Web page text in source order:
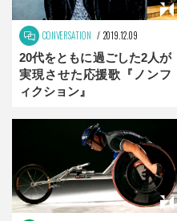
CONVERSATION 2019.12.09
20代をともに過ごした2人が
実現させた応援歌『ノンフ
ィクション』